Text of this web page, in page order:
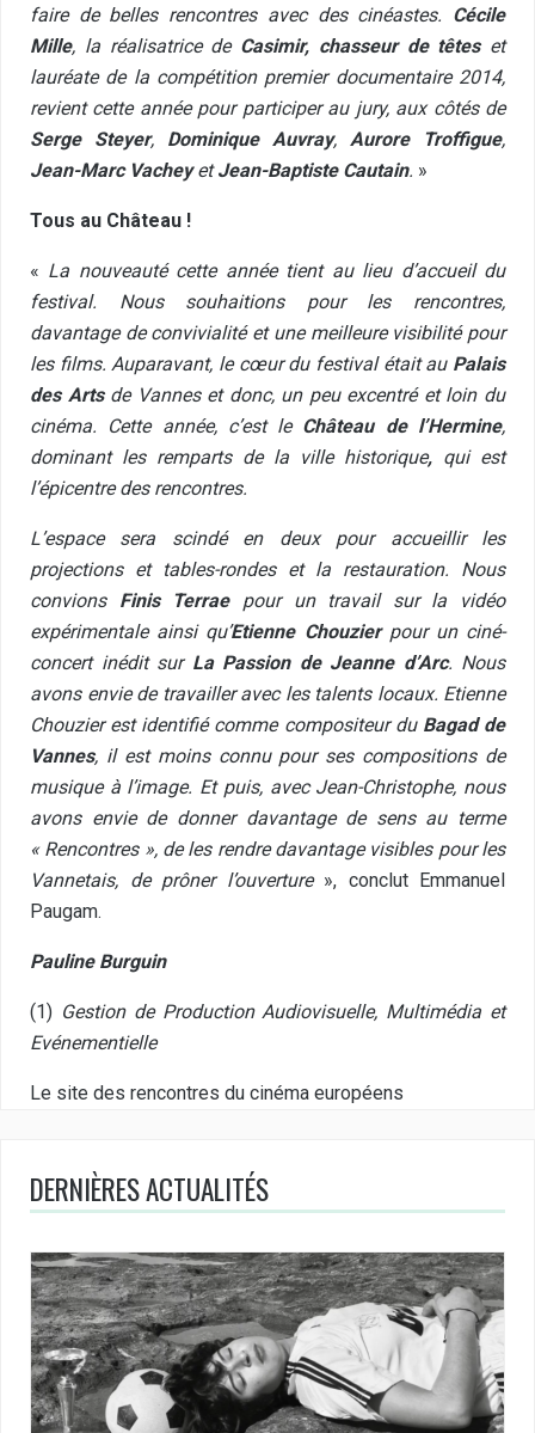
faire de belles rencontres avec des cinéastes. Cécile
Mille, la réalisatrice de Casimir, chasseur de têteset
lauréate de la compétition premier documentaire 2014,
revient cette année pour participer au jury, aux côtés de
Serge Steyer, Dominique Auvray, Aurore Troffigue,
Jean-Marc VacheyetJean-Baptiste Cautain. »
Tous au Château !
« La nouveauté cette année tient au lieu d’accueil du
festival. Nous souhaitions pour les rencontres,
davantage de convivialité et une meilleure visibilité pour
les films. Auparavant, le cœur du festival était au Palais
des Artsde Vannes et donc, un peu excentré et loin du
cinéma. Cette année, c’est le Château de l’Hermine,
dominant les remparts de la ville historique, qui est
l’épicentre des rencontres.
L’espace sera scindé en deux pour accueillir les
projections et tables-rondes et la restauration. Nous
convions Finis Terraepour un travail sur la vidéo
expérimentale ainsi qu’Etienne Chouzierpour un ciné-
concert inédit surLa Passion de Jeanne d’Arc. Nous
avons envie de travailler avec les talents locaux. Etienne
Chouzier est identifié comme compositeur du Bagad de
Vannes, il est moins connu pour ses compositions de
musique à l’image. Et puis, avec Jean-Christophe, nous
avons envie de donner davantage de sens au terme
« Rencontres », de les rendre davantage visibles pour les
Vannetais, de prôner l’ouverture », conclut Emmanuel
Paugam.
Pauline Burguin
(1) Gestion de Production Audiovisuelle, Multimédia et
Evénementielle
Le site des rencontres du cinéma européens
DERNIÈRES ACTUALITÉS